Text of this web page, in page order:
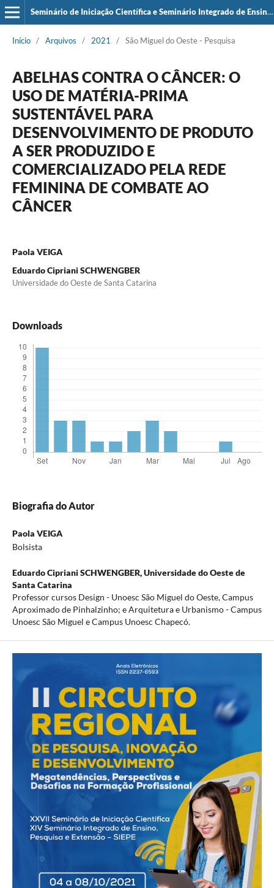
Seminário de Iniciação Científica e Seminário Integrado de Ensino, Pesquisa e Extensão (SIEPE)
Início / Arquivos / 2021 / São Miguel do Oeste - Pesquisa
ABELHAS CONTRA O CÂNCER: O
USO DE MATÉRIA-PRIMA
SUSTENTÁVEL PARA
DESENVOLVIMENTO DE PRODUTO
A SER PRODUZIDO E
COMERCIALIZADO PELA REDE
FEMININA DE COMBATE AO
CÂNCER
Paola VEIGA
Eduardo Cipriani SCHWENGBER
Universidade do Oeste de Santa Catarina
Downloads
Biografia do Autor
Paola VEIGA
Bolsista
Eduardo Cipriani SCHWENGBER,Universidade do Oeste de
Santa Catarina
Professor cursos Design - Unoesc São Miguel do Oeste, Campus
Aproximado de Pinhalzinho; e Arquitetura e Urbanismo - Campus
Unoesc São Miguel e Campus Unoesc Chapecó.